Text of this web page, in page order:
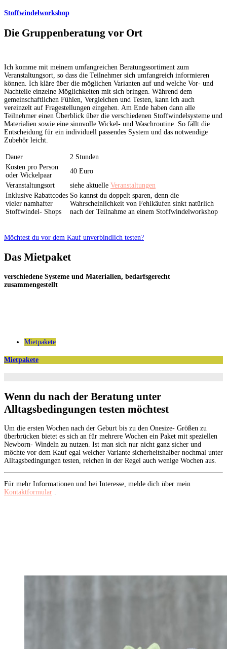
Stoffwindelworkshop
Die Gruppenberatung vor Ort
Ich komme mit meinem umfangreichen Beratungssortiment zum
Veranstaltungsort, so dass die Teilnehmer sich umfangreich informieren
können. Ich kläre über die möglichen Varianten auf und welche Vor- und
Nachteile einzelne Möglichkeiten mit sich bringen. Während dem
gemeinschaftlichen Fühlen, Vergleichen und Testen, kann ich auch
vereinzelt auf Fragestellungen eingehen. Am Ende haben dann alle
Teilnehmer einen Überblick über die verschiedenen Stoffwindelsysteme und
Materialien sowie eine sinnvolle Wickel- und Waschroutine. So fällt die
Entscheidung für ein individuell passendes System und das notwendige
Zubehör leicht.
Dauer
2 Stunden
Kosten pro Person
oder Wickelpaar
40 Euro
Veranstaltungsort
siehe aktuelle Veranstaltungen
Inklusive Rabattcodes
vieler namhafter
Stoffwindel- Shops
So kannst du doppelt sparen, denn die
Wahrscheinlichkeit von Fehlkäufen sinkt natürlich
nach der Teilnahme an einem Stoffwindelworkshop
Möchtest du vor dem Kauf unverbindlich testen?
Das Mietpaket
verschiedene Systeme und Materialien, bedarfsgerecht
zusammengestellt
Mietpakete
Mietpakete
Wenn du nach der Beratung unter
Alltagsbedingungen testen möchtest
Um die ersten Wochen nach der Geburt bis zu den Onesize- Größen zu
überbrücken bietet es sich an für mehrere Wochen ein Paket mit speziellen
Newborn- Windeln zu nutzen. Ist man sich nur nicht ganz sicher und
möchte vor dem Kauf egal welcher Variante sicherheitshalber nochmal unter
Alltagsbedingungen testen, reichen in der Regel auch wenige Wochen aus.
Für mehr Informationen und bei Interesse, melde dich über mein
Kontaktformular .